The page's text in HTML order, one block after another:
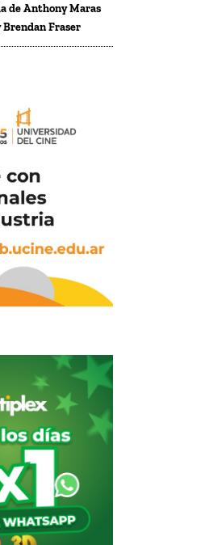
de Anthony Maras
Fraser